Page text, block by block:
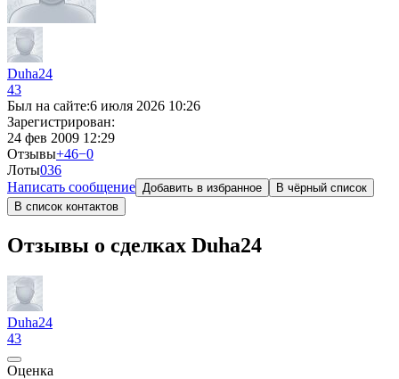
Duha24
43
Был на сайте:6 июля 2026 10:26
Зарегистрирован:
24 фев 2009 12:29
Отзывы+46−0
Лоты036
Написать сообщение Добавить в избранное
В чёрный список
В список контактов
Отзывы о сделках Duha24
Duha24
43
Оценка